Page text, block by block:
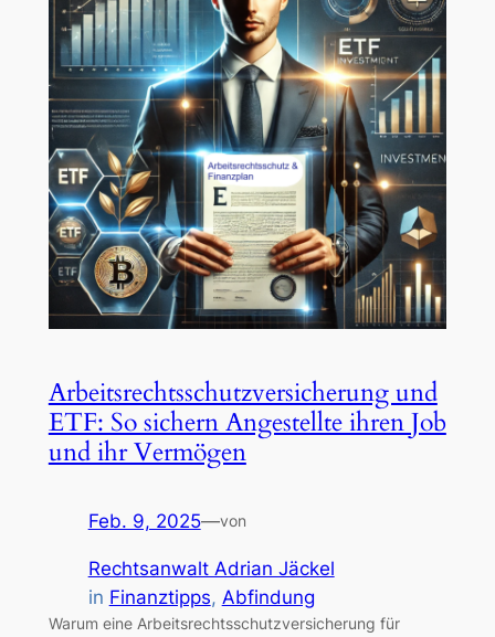
Arbeitsrechtsschutzversicherung und
ETF: So sichern Angestellte ihren Job
und ihr Vermögen
Feb. 9, 2025—von
Rechtsanwalt Adrian Jäckel
in Finanztipps, Abfindung
Warum eine Arbeitsrechtsschutzversicherung für